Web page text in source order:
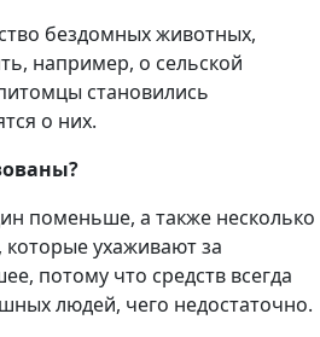
бездомных животных,
например, о сельской
становились
о них.
поменьше, а также несколько
ухаживают за
потому что средств всегда
людей, чего недостаточно.